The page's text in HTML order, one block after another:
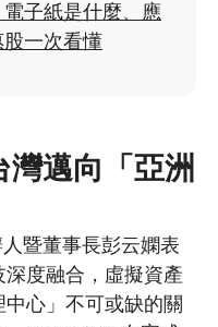
子紙是什麼、應
一次看懂
邁向「亞洲
暨董事長彭云嫻表
度融合，虛擬資產
心」不可或缺的關